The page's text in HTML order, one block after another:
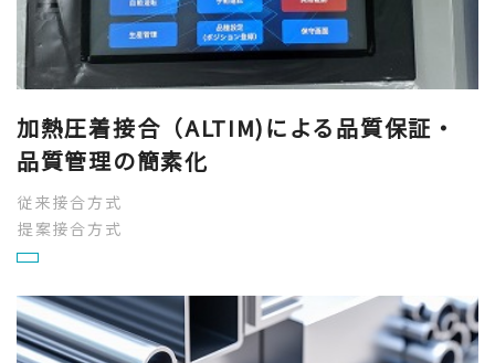
加熱圧着接合（ALTIM)による品質保証・
品質管理の簡素化
従来接合方式
提案接合方式